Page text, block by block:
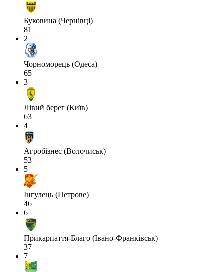
Буковина (Чернівці)
81
2
Чорноморець (Одеса)
65
3
Лівий берег (Київ)
63
4
Агробізнес (Волочиськ)
53
5
Інгулець (Петрове)
46
6
Прикарпаття-Благо (Івано-Франківськ)
37
7